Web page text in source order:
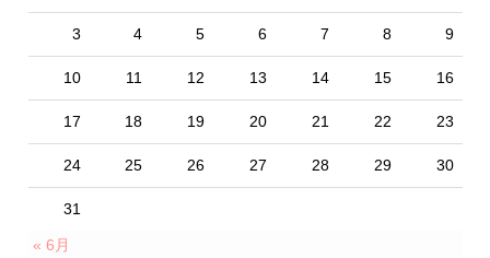
3 4 5 6 7 8 9
10 11 12 13 14 15 16
17 18 19 20 21 22 23
24 25 26 27 28 29 30
31
« 6月